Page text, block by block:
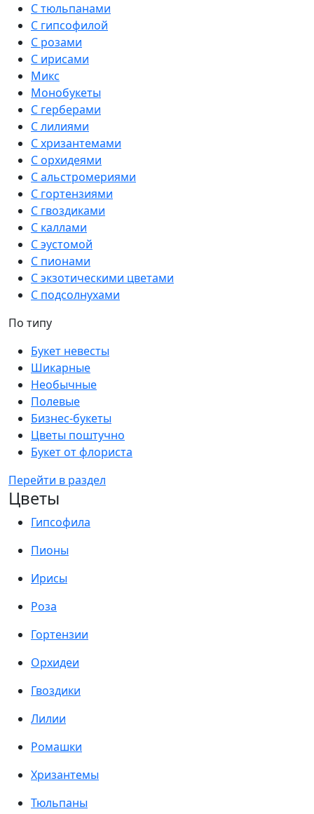
С тюльпанами
С гипсофилой
С розами
С ирисами
Микс
Монобукеты
С герберами
С лилиями
С хризантемами
С орхидеями
С альстромериями
С гортензиями
С гвоздиками
С каллами
С эустомой
С пионами
С экзотическими цветами
С подсолнухами
По типу
Букет невесты
Шикарные
Необычные
Полевые
Бизнес-букеты
Цветы поштучно
Букет от флориста
Перейти в раздел
Цветы
Гипсофила
Пионы
Ирисы
Роза
Гортензии
Орхидеи
Гвоздики
Лилии
Ромашки
Хризантемы
Тюльпаны